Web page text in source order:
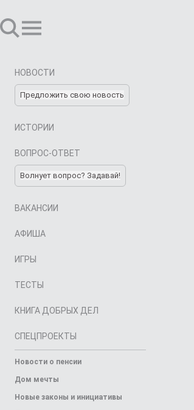
НОВОСТИ
Предложить свою новость
ИСТОРИИ
ВОПРОС-ОТВЕТ
Волнует вопрос? Задавай!
ВАКАНСИИ
АФИША
ИГРЫ
ТЕСТЫ
КНИГА ДОБРЫХ ДЕЛ
СПЕЦПРОЕКТЫ
Новости о пенсии
Дом мечты
Новые законы и инициативы